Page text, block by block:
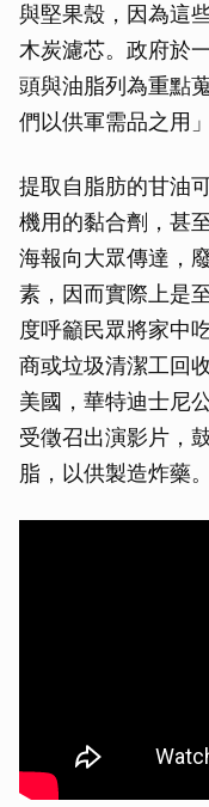
與堅果殼，因為這
木炭濾芯。政府於
頭與油脂列為重點
們以供軍需品之用」
提取自脂肪的甘油
機用的黏合劑，甚
海報向大眾傳達，
素，因而實際上是
度呼籲民眾將家中
商或垃圾清潔工回
美國，華特迪士尼
受徵召出演影片，
脂，以供製造炸藥。